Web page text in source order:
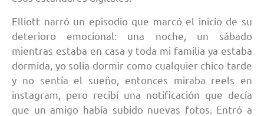
Elliott narró un episodio que marcó el inicio de su
deterioro emocional: una noche, un sábado
mientras estaba en casa y toda mi familia ya estaba
dormida, yo solía dormir como cualquier chico tarde
y no sentía el sueño, entonces miraba reels en
instagram, pero recibí una notificación que decía
que un amigo había subido nuevas fotos. Entró a